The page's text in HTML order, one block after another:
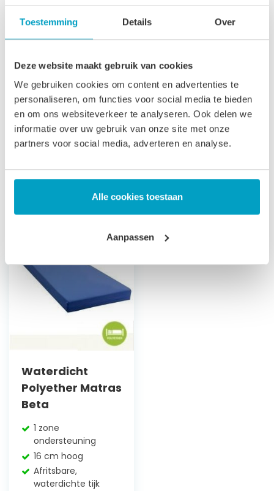
Toestemming Details Over
Deze website maakt gebruik van cookies
We gebruiken cookies om content en advertenties te
personaliseren, om functies voor social media te bieden
en om ons websiteverkeer te analyseren. Ook delen we
informatie over uw gebruik van onze site met onze
partners voor social media, adverteren en analyse.
Alle cookies toestaan
Aanpassen
toegepast in zorginstellingen. Vergelijkbare benamingen
voor een koudschuim waterdichte matras zijn: Incontinentie
matras.
Let op, door het flexibele materiaal, kunnen matrassen tot
2% afwijken in afmeting. Maatwerk matrassen zijn niet
direct leverbaar, de productie kost 3-4 weken tijd. Voor onze
voorwaarden betreft maatwerk matrassen verwijzen wij u
naar onzealgemene voorwaarden.
Prijs is inclusief wettelijke verwijderingsbijdrage
Gerelateerde producten
Waterdicht
Polyether Matras
Beta
1 zone
ondersteuning
16 cm hoog
Afritsbare,
waterdichte tijk